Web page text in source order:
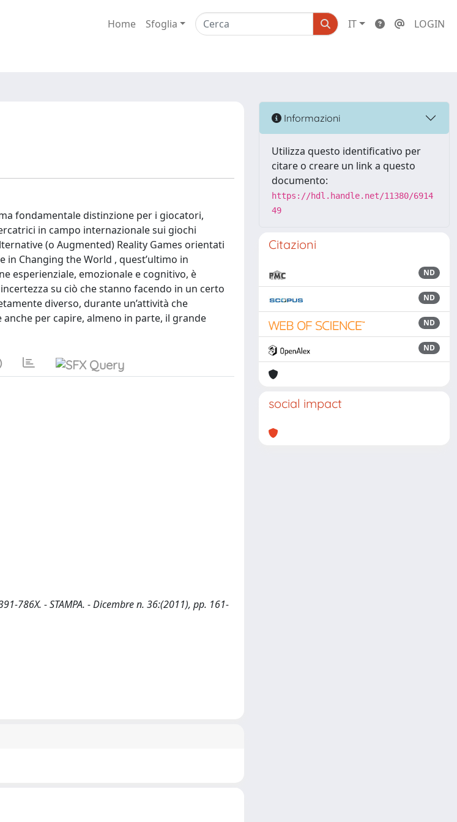
Home Sfoglia IT LOGIN
fondamentale distinzione per i giocatori,
in campo internazionale sui giochi
(o Augmented) Reality Games orientati
in Changing the World , quest’ultimo in
esperienziale, emozionale e cognitivo, è
su ciò che stanno facendo in un certo
diverso, durante un’attività che
anche per capire, almeno in parte, il grande
786X. - STAMPA. - Dicembre n. 36:(2011), pp. 161-
Informazioni
Utilizza questo identificativo per
citare o creare un link a questo
documento:
https://hdl.handle.net/11380/6914
49
Citazioni
ND
ND
ND
ND
social impact